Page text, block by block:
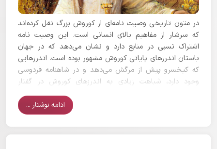
در متون تاریخی وصیت نامه‌ای از کوروش بزرگ نقل کرده‌اند
که سرشار از مفاهیم بالای انسانی است. این وصیت نامه
اشتراک نسبی در منابع دارد و نشان می‌دهد که در جهان
باستان اندرزهای پایانی کوروش مشهور بوده است. اندرزهایی
که کیخسرو پیش از مرگش می‌دهد و در شاهنامه فردوسی
وجود دارد، شباهت زیادی به اندرز‌های کوروش در گفتار
ادامه نوشتار ...